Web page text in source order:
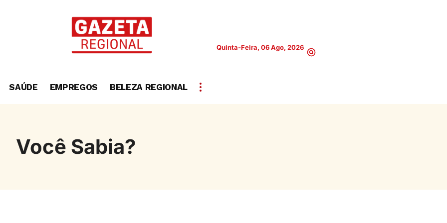
Quinta-Feira, 06 Ago, 2026
SAÚDE EMPREGOS BELEZA REGIONAL
Você Sabia?